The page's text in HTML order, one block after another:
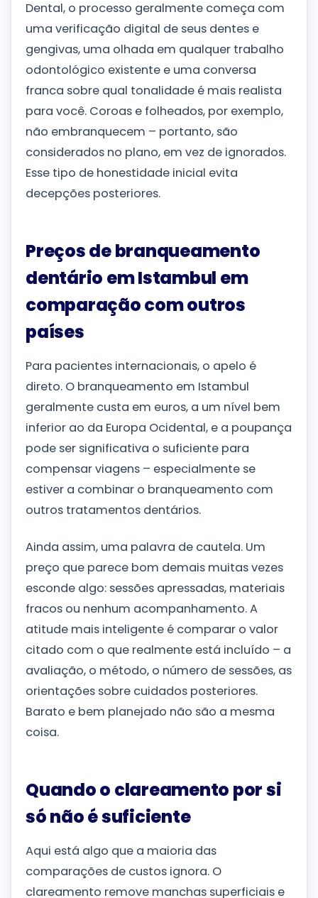
Dental, o processo geralmente começa com
uma verificação digital de seus dentes e
gengivas, uma olhada em qualquer trabalho
odontológico existente e uma conversa
franca sobre qual tonalidade é mais realista
para você. Coroas e folheados, por exemplo,
não embranquecem – portanto, são
considerados no plano, em vez de ignorados.
Esse tipo de honestidade inicial evita
decepções posteriores.
Preços de branqueamento
dentário em Istambul em
comparação com outros
países
Para pacientes internacionais, o apelo é
direto. O branqueamento em Istambul
geralmente custa em euros, a um nível bem
inferior ao da Europa Ocidental, e a poupança
pode ser significativa o suficiente para
compensar viagens – especialmente se
estiver a combinar o branqueamento com
outros tratamentos dentários.
Ainda assim, uma palavra de cautela. Um
preço que parece bom demais muitas vezes
esconde algo: sessões apressadas, materiais
fracos ou nenhum acompanhamento. A
atitude mais inteligente é comparar o valor
citado com o que realmente está incluído – a
avaliação, o método, o número de sessões, as
orientações sobre cuidados posteriores.
Barato e bem planejado não são a mesma
coisa.
Quando o clareamento por si
só não é suficiente
Aqui está algo que a maioria das
comparações de custos ignora. O
clareamento remove manchas superficiais e